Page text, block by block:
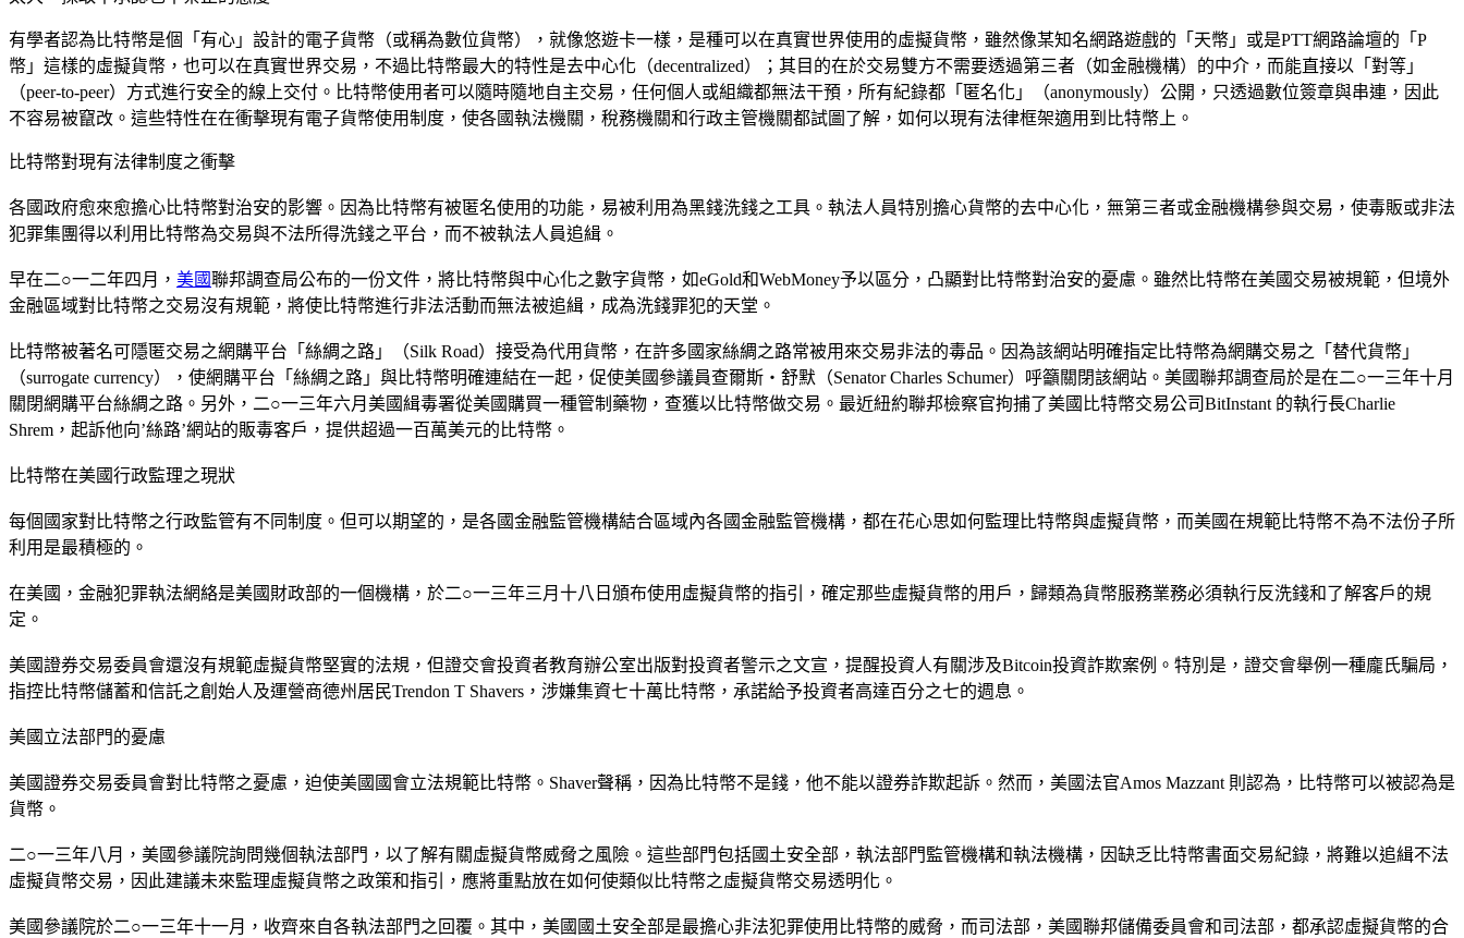
有學者認為比特幣是個「有心」設計的電子貨幣（或稱為數位貨幣），就像悠遊卡一樣，是種可以在真實世界使用的虛擬貨幣，雖然像某知名網路遊戲的「天幣」或是PTT網路論壇的「P
幣」這樣的虛擬貨幣，也可以在真實世界交易，不過比特幣最大的特性是去中心化（decentralized）；其目的在於交易雙方不需要透過第三者（如金融機構）的中介，而能直接以「對等」
（peer-to-peer）方式進行安全的線上交付。比特幣使用者可以隨時隨地自主交易，任何個人或組織都無法干預，所有紀錄都「匿名化」（anonymously）公開，只透過數位簽章與串連，因此
不容易被竄改。這些特性在在衝擊現有電子貨幣使用制度，使各國執法機關，稅務機關和行政主管機關都試圖了解，如何以現有法律框架適用到比特幣上。
比特幣對現有法律制度之衝擊
各國政府愈來愈擔心比特幣對治安的影響。因為比特幣有被匿名使用的功能，易被利用為黑錢洗錢之工具。執法人員特別擔心貨幣的去中心化，無第三者或金融機構參與交易，使毒販或非法
犯罪集團得以利用比特幣為交易與不法所得洗錢之平台，而不被執法人員追緝。
早在二○一二年四月， 美國聯邦調查局公布的一份文件，將比特幣與中心化之數字貨幣，如eGold和WebMoney予以區分，凸顯對比特幣對治安的憂慮。雖然比特幣在美國交易被規範，但境外
金融區域對比特幣之交易沒有規範，將使比特幣進行非法活動而無法被追緝，成為洗錢罪犯的天堂。
比特幣被著名可隱匿交易之網購平台「絲綢之路」（Silk Road）接受為代用貨幣，在許多國家絲綢之路常被用來交易非法的毒品。因為該網站明確指定比特幣為網購交易之「替代貨幣」
（surrogate currency），使網購平台「絲綢之路」與比特幣明確連結在一起，促使美國參議員查爾斯‧舒默（Senator Charles Schumer）呼籲關閉該網站。美國聯邦調查局於是在二○一三年十月
關閉網購平台絲綢之路。另外，二○一三年六月美國緝毒署從美國購買一種管制藥物，查獲以比特幣做交易。最近紐約聯邦檢察官拘捕了美國比特幣交易公司BitInstant 的執行長Charlie
Shrem，起訴他向’絲路’網站的販毒客戶，提供超過一百萬美元的比特幣。
比特幣在美國行政監理之現狀
每個國家對比特幣之行政監管有不同制度。但可以期望的，是各國金融監管機構結合區域內各國金融監管機構，都在花心思如何監理比特幣與虛擬貨幣，而美國在規範比特幣不為不法份子所
利用是最積極的。
在美國，金融犯罪執法網絡是美國財政部的一個機構，於二○一三年三月十八日頒布使用虛擬貨幣的指引，確定那些虛擬貨幣的用戶，歸類為貨幣服務業務必須執行反洗錢和了解客戶的規
定。
美國證券交易委員會還沒有規範虛擬貨幣堅實的法規，但證交會投資者教育辦公室出版對投資者警示之文宣，提醒投資人有關涉及Bitcoin投資詐欺案例。特別是，證交會舉例一種龐氏騙局，
指控比特幣儲蓄和信託之創始人及運營商德州居民Trendon T Shavers，涉嫌集資七十萬比特幣，承諾給予投資者高達百分之七的週息。
美國立法部門的憂慮
美國證券交易委員會對比特幣之憂慮，迫使美國國會立法規範比特幣。Shaver聲稱，因為比特幣不是錢，他不能以證券詐欺起訴。然而，美國法官Amos Mazzant 則認為，比特幣可以被認為是
貨幣。
二○一三年八月，美國參議院詢問幾個執法部門，以了解有關虛擬貨幣威脅之風險。這些部門包括國土安全部，執法部門監管機構和執法機構，因缺乏比特幣書面交易紀錄，將難以追緝不法
虛擬貨幣交易，因此建議未來監理虛擬貨幣之政策和指引，應將重點放在如何使類似比特幣之虛擬貨幣交易透明化。
美國參議院於二○一三年十一月，收齊來自各執法部門之回覆。其中，美國國土安全部是最擔心非法犯罪使用比特幣的威脅，而司法部，美國聯邦儲備委員會和司法部，都承認虛擬貨幣的合